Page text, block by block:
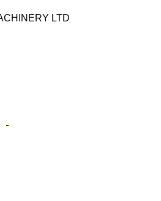
LTD